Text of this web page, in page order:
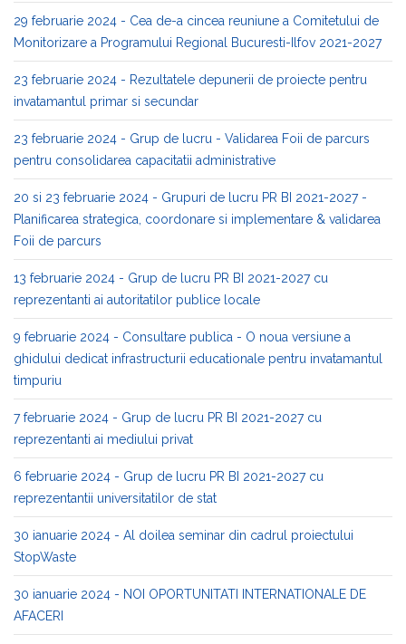
29 februarie 2024 - Cea de-a cincea reuniune a Comitetului de
Monitorizare a Programului Regional Bucuresti-Ilfov 2021-2027
23 februarie 2024 - Rezultatele depunerii de proiecte pentru
invatamantul primar si secundar
23 februarie 2024 - Grup de lucru - Validarea Foii de parcurs
pentru consolidarea capacitatii administrative
20 si 23 februarie 2024 - Grupuri de lucru PR BI 2021-2027 -
Planificarea strategica, coordonare si implementare & validarea
Foii de parcurs
13 februarie 2024 - Grup de lucru PR BI 2021-2027 cu
reprezentanti ai autoritatilor publice locale
9 februarie 2024 - Consultare publica - O noua versiune a
ghidului dedicat infrastructurii educationale pentru invatamantul
timpuriu
7 februarie 2024 - Grup de lucru PR BI 2021-2027 cu
reprezentanti ai mediului privat
6 februarie 2024 - Grup de lucru PR BI 2021-2027 cu
reprezentantii universitatilor de stat
30 ianuarie 2024 - Al doilea seminar din cadrul proiectului
StopWaste
30 ianuarie 2024 - NOI OPORTUNITATI INTERNATIONALE DE
AFACERI